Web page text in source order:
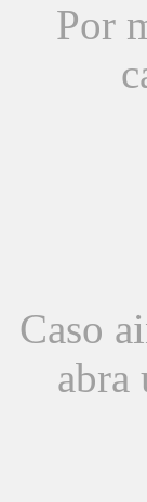
Por
Caso
abra